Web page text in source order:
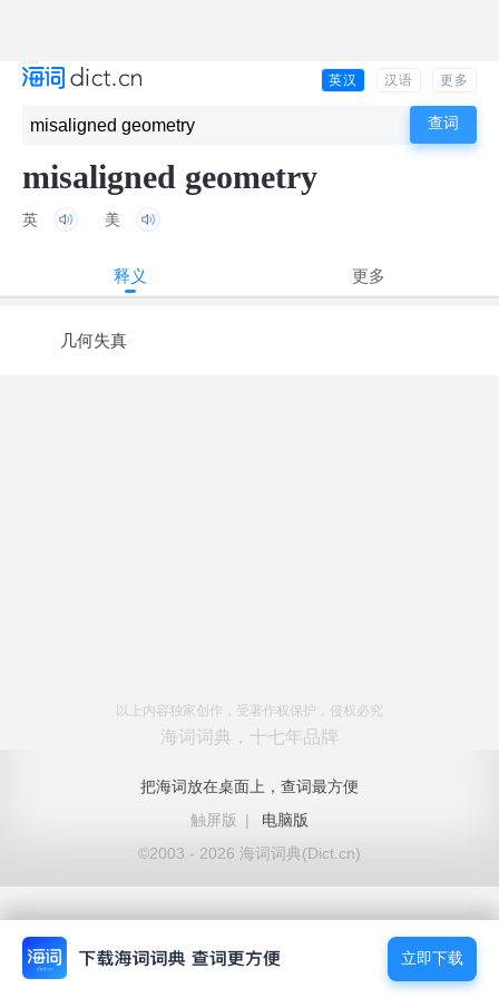
英汉 汉语 更多
misaligned geometry
英 美
释义 更多
几何失真
以上内容独家创作，受著作权保护，侵权必究
海词词典，十七年品牌
把海词放在桌面上，查词最方便
触屏版
|
电脑版
©2003 - 2026 海词词典(Dict.cn)
立即下载
立即下载